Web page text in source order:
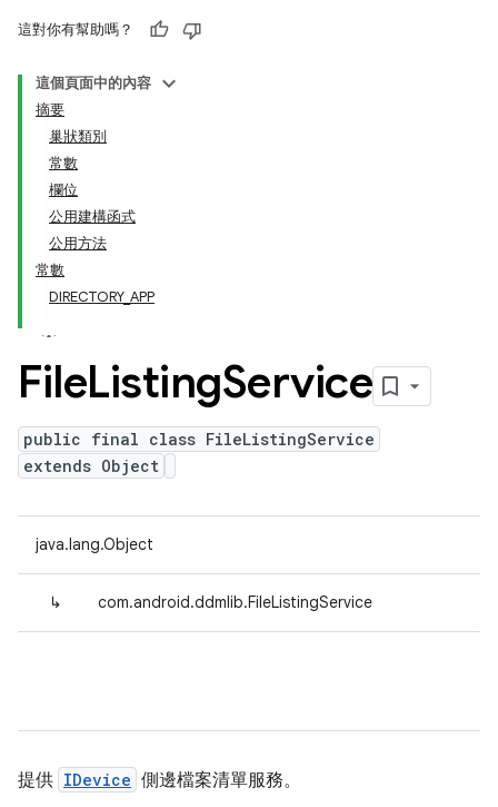
這對你有幫助嗎？
這個頁面中的內容
摘要
巢狀類別
常數
欄位
公用建構函式
公用方法
常數
DIRECTORY_APP
FileListingService
public final class FileListingService
extends Object
java.lang.Object
↳ com.android.ddmlib.FileListingService
提供 IDevice 側邊檔案清單服務。